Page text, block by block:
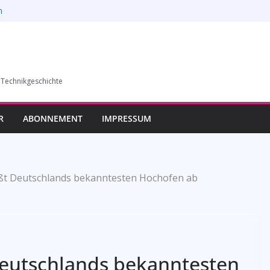
in Bochum vom
ABONNEMENT IMPRESSUM
Deutschlands bekanntesten Hochofen ab
bekanntesten